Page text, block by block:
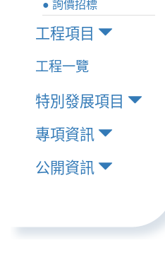
● 詢價招標
工程項目
工程一覽
特別發展項目
專項資訊
公開資訊